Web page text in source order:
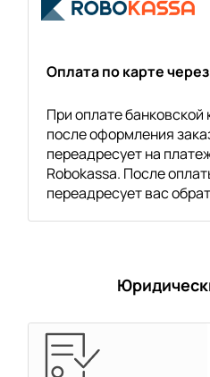
Оплата по карте
При оплате банковской
после оформления
переадресует на
Robokassa. После
переадресует вас